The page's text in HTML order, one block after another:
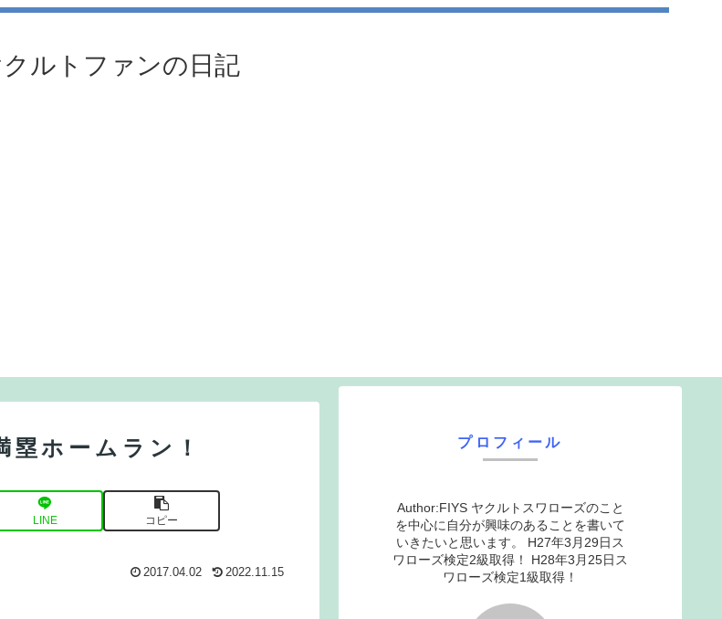
ルトファンの日記
ホームラン！
LINE コピー
2017.04.02 2022.11.15
プロフィール
Author:FIYS ヤクルトスワローズのこと
を中心に自分が興味のあることを書いて
いきたいと思います。 H27年3月29日ス
ワローズ検定2級取得！ H28年3月25日ス
ワローズ検定1級取得！